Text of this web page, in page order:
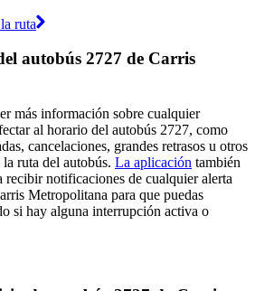
ruta
autobús 2727 de Carris
más información sobre cualquier
al horario del autobús 2727, como
cancelaciones, grandes retrasos u otros
ruta del autobús. La aplicación también
recibir notificaciones de cualquier alerta
Metropolitana para que puedas
si hay alguna interrupción activa o